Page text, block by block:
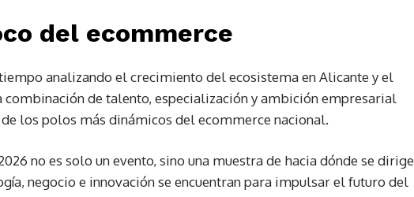
del ecommerce
analizando el crecimiento del ecosistema en Alicante y el
de talento, especialización y ambición empresarial
los polos más dinámicos del ecommerce nacional.
no es solo un evento, sino una muestra de hacia dónde se dirige
negocio e innovación se encuentran para impulsar el futuro del